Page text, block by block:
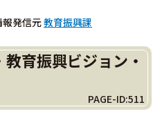
報発信元教育振興課
育振興ビジョン・
PAGE-ID:511